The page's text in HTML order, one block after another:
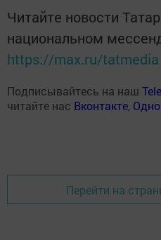
Читайте новости
национальном
https://max.ru/tatmedia
Подписывайтесь на наш
читайте нас Вконтакте,
Перейти на